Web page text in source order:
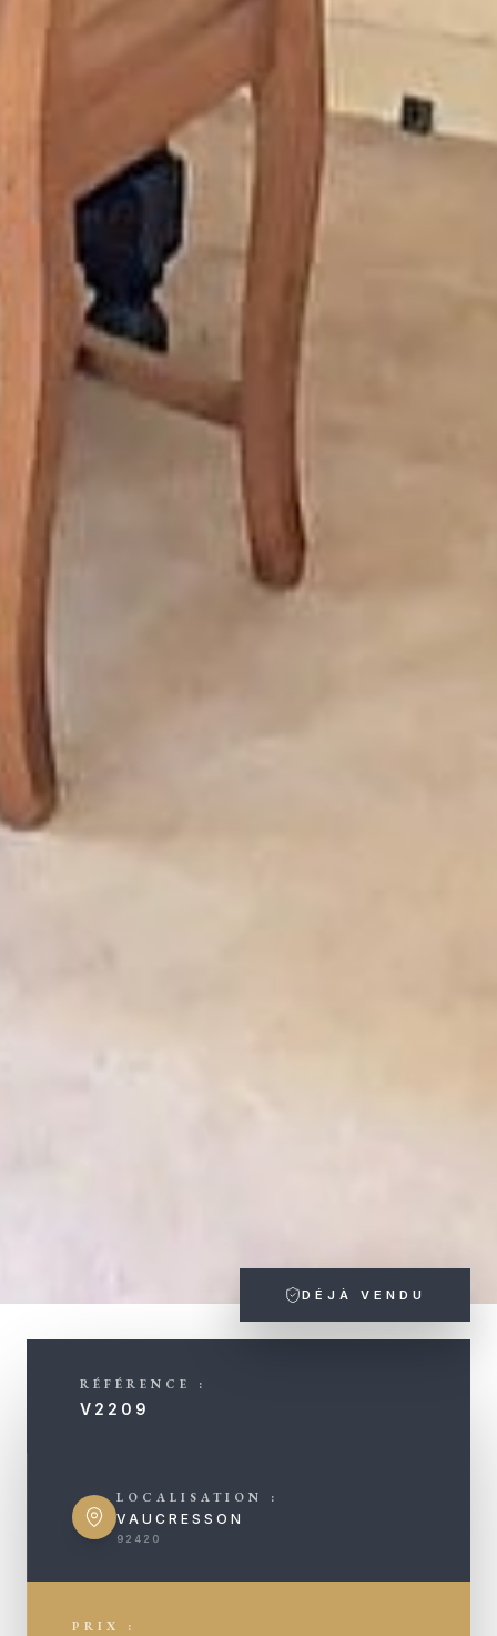
DÉJÀ VENDU
RÉFÉRENCE :
V2209
LOCALISATION :
VAUCRESSON
92420
PRIX :